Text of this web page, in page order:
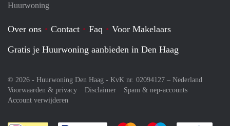
Huurwoning
Over ons Contact Faq
Voor Makelaars
Gratis je Huurwoning aanbieden in Den Haag
© 2026 - Huurwoning Den Haag - KvK nr. 02094127 – Nederland
Voorwaarden & privacy
Disclaimer
Spam & nep-accounts
Account verwijderen